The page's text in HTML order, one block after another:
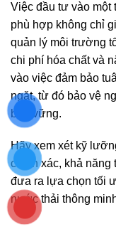
Việc đầu tư vào
phù hợp không chỉ
quản lý môi trường
chi phí hóa chất và
vào việc đảm bảo
ngặt, từ đó bảo vệ
bền vững.
Hãy xem xét kỹ
chính xác, khả năng
đưa ra lựa chọn tối
nước thải thông